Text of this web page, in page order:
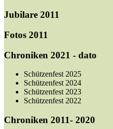
Jubilare 2011
Fotos 2011
Chroniken 2021 - dato
Schützenfest 2025
Schützenfest 2024
Schützenfest 2023
Schützenfest 2022
Chroniken 2011- 2020